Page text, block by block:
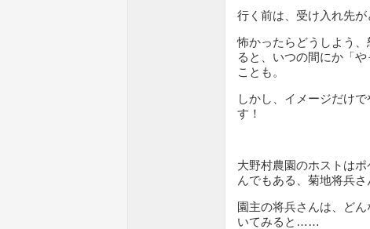
行く前は、受け入れ先が
怖かったらどうしよう
ると、いつの間にか「
ことも。
しかし、イメージだけ
す！
大野村農園のホストは
んでもある、菊地将兵さ
園主の将兵さんは、ど
いてみると……